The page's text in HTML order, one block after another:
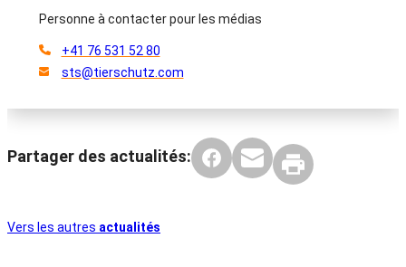
Personne à contacter pour les médias
+41 76 531 52 80
sts@tierschutz.com
Partager des actualités:
Vers les autres actualités